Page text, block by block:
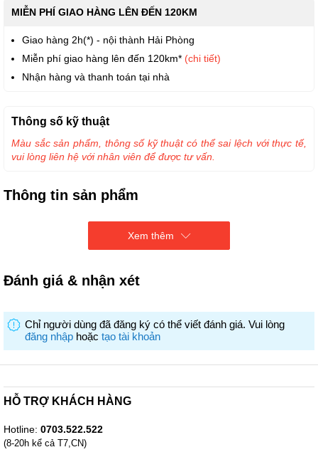
MIỄN PHÍ GIAO HÀNG LÊN ĐẾN 120KM
Giao hàng 2h(*) - nội thành Hải Phòng
Miễn phí giao hàng lên đến 120km* (chi tiết)
Nhận hàng và thanh toán tại nhà
Thông tin sản phẩm
Pin AA/GlassGo & Multilink. màu trắng
Xem thêm
Thông số kỹ thuật
Màu sắc sản phẩm, thông số kỹ thuật có thể sai lệch với thực tế,
vui lòng liên hệ với nhân viên để được tư vấn.
Đánh giá & nhận xét
Chỉ người dùng đã đăng ký có thể viết đánh giá. Vui lòng
đăng nhập hoặc tạo tài khoản
HỖ TRỢ KHÁCH HÀNG
Hotline: 0703.522.522
(8-20h kể cả T7,CN)